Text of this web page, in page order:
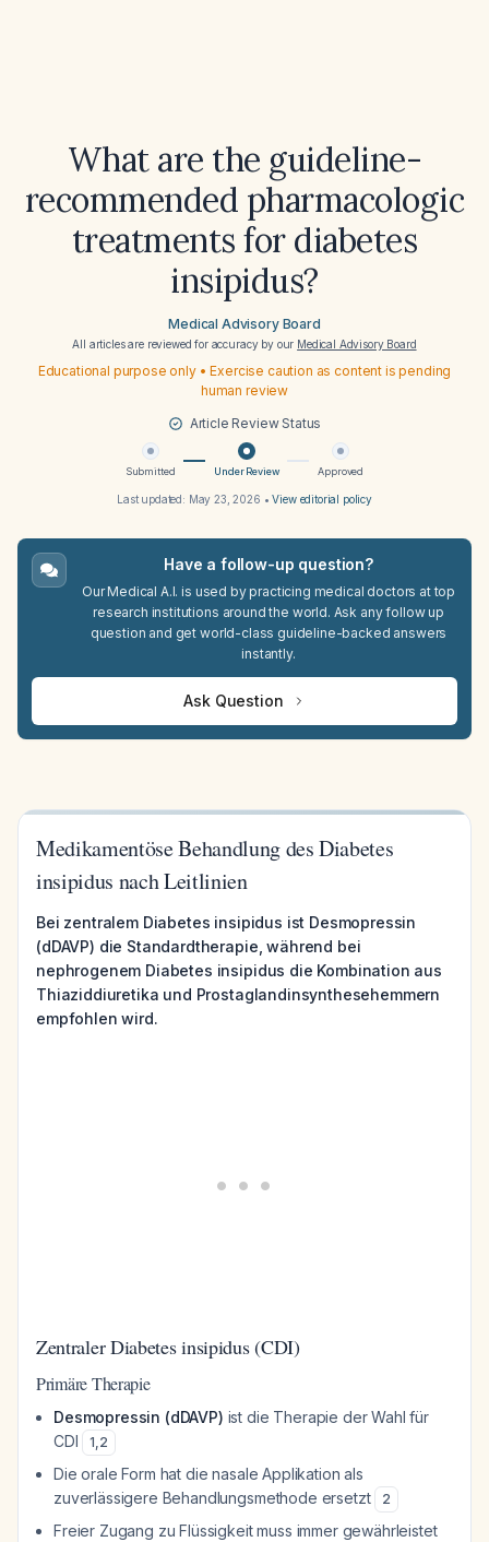
What are the guideline-
recommended pharmacologic
treatments for diabetes
insipidus?
Medical Advisory Board
All articles are reviewed for accuracy by our Medical Advisory Board
Educational purpose only • Exercise caution as content is pending
human review
Article Review Status
Submitted Under Review Approved
Last updated: May 23, 2026 •View editorial policy
Have a follow-up question?
Our Medical A.I. is used by practicing medical doctors at top
research institutions around the world. Ask any follow up
question and get world-class guideline-backed answers
instantly.
Ask Question
Medikamentöse Behandlung des Diabetes
insipidus nach Leitlinien
Bei zentralem Diabetes insipidus ist Desmopressin
(dDAVP) die Standardtherapie, während bei
nephrogenem Diabetes insipidus die Kombination aus
Thiaziddiuretika und Prostaglandinsynthesehemmern
empfohlen wird.
Zentraler Diabetes insipidus (CDI)
Primäre Therapie
Desmopressin (dDAVP) ist die Therapie der Wahl für
CDI
1,2
Die orale Form hat die nasale Applikation als
zuverlässigere Behandlungsmethode ersetzt
2
Freier Zugang zu Flüssigkeit muss immer gewährleistet